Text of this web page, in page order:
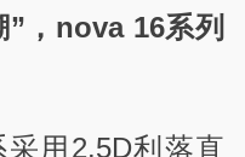
”，nova 16系列
用2.5D利落直